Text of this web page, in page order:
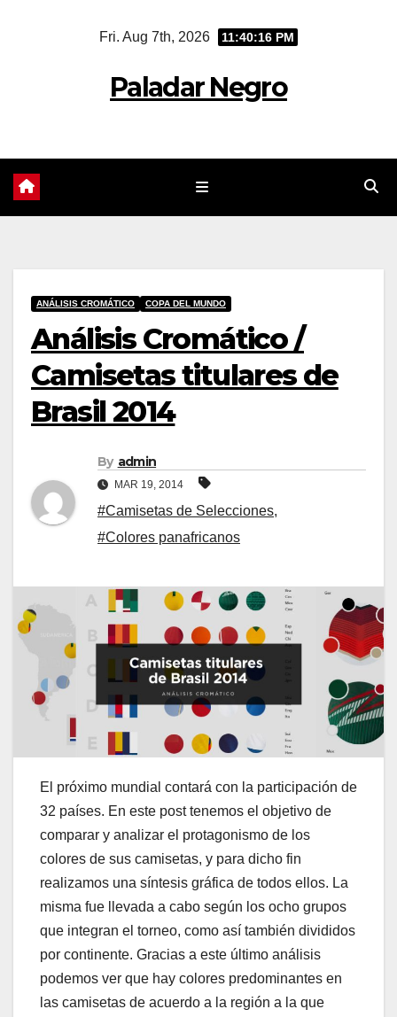
Fri. Aug 7th, 2026 11:40:17 PM
Paladar Negro
ANÁLISIS CROMÁTICO COPA DEL MUNDO
Análisis Cromático /
Camisetas titulares de
Brasil 2014
By admin
MAR 19, 2014
#Camisetas de Selecciones,
#Colores panafricanos
El próximo mundial contará con la participación de
32 países. En este post tenemos el objetivo de
comparar y analizar el protagonismo de los
colores de sus camisetas, y para dicho fin
realizamos una síntesis gráfica de todos ellos. La
misma fue llevada a cabo según los ocho grupos
que integran el torneo, como así también divididos
por continente. Gracias a este último análisis
podemos ver que hay colores predominantes en
las camisetas de acuerdo a la región a la que